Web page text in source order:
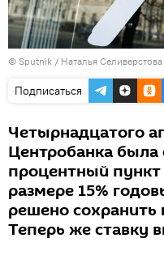
© Sputnik / Наталья Селиверстова
Подписаться
Четырнадцатого
Центробанка была
процентный пункт
размере 15%
решено сохранить
Теперь же ставку